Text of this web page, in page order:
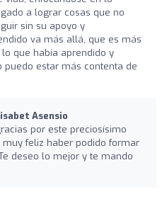
a lograr cosas que no
sin su apoyo y
va más allá, que es más
que había aprendido y
puedo estar más contenta de
Asensio
por este preciosísimo
muy feliz haber podido formar
deseo lo mejor y te mando